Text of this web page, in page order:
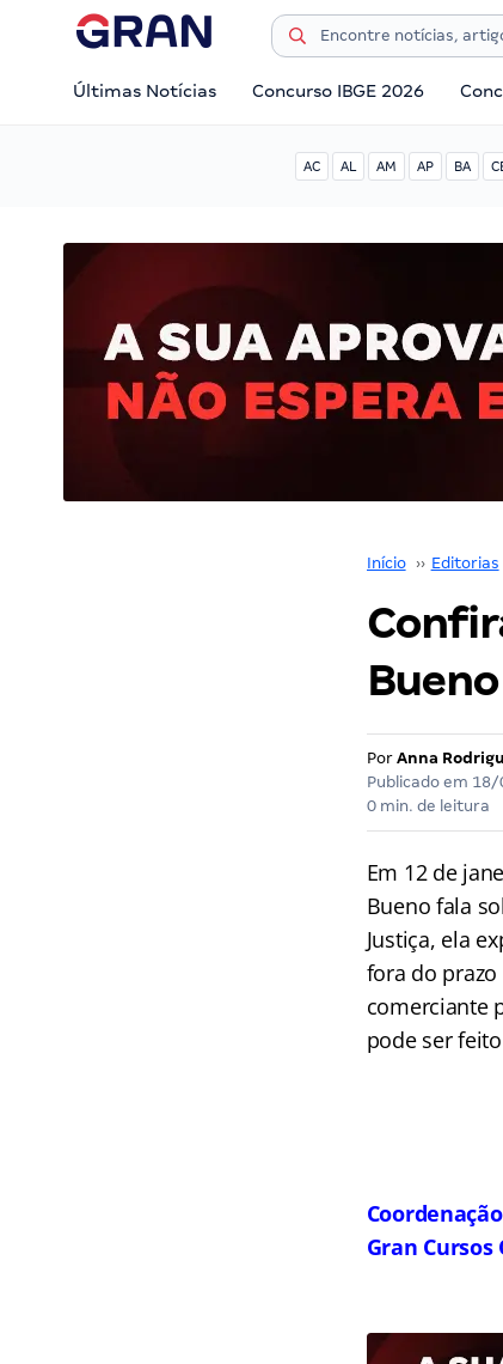
Últimas Notícias Concurso IBGE 2026
AC AL AM AP BA
Início ›› Editorias
Por Anna
Publicado em 18/
0 min. de leitura
Em 12 de
Bueno fala
Justiça, ela
fora do prazo
comerciante
pode ser
Gran